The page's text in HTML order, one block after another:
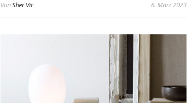
VonSher Vic 6. März 2023